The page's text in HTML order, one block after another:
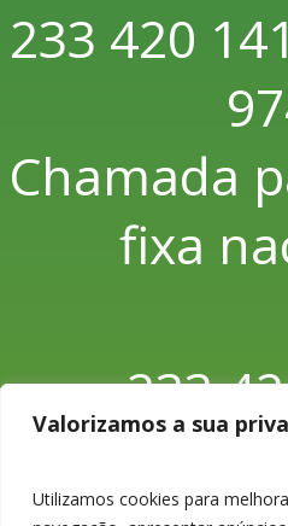
Valorizamos a sua
Utilizamos cookies para
233 420
Chamada
fixa
233
Chamada